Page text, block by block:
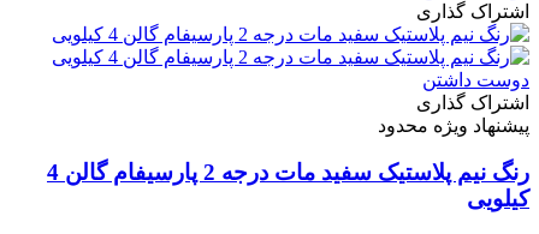
اشتراک گذاری
دوست داشتن
اشتراک گذاری
پیشنهاد ویژه محدود
رنگ نیم پلاستیک سفید مات درجه 2 پارسیفام گالن 4
کیلویی